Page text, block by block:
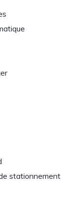
stationnement